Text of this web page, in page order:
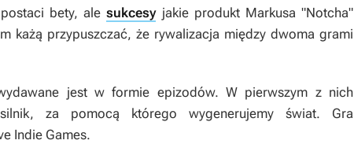
bety, alesukcesyjakie produkt Markusa "Notcha"
każą przypuszczać, że rywalizacja między dwoma grami
jest w formie epizodów. W pierwszym z nich
za pomocą którego wygenerujemy świat. Gra
Indie Games.